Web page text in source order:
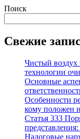
Поиск
Свежие
Чистый воздух
технологии
Основные
Особенности
кому положен
Статья 333
Налоговые